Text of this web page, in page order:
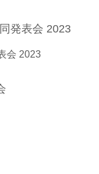
会 2023